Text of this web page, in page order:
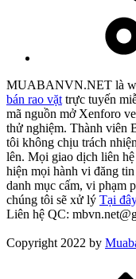
MUABANVN.NET là
bán rao vặt trực tuyến
mã nguồn mở Xenforo
thử nghiệm. Thành viên
tôi không chịu trách
lên. Mọi giao dịch liên
hiện mọi hành vi đăng
danh mục cấm, vi phạm
chúng tôi sẽ xử lý Tại
Liên hệ QC:
Copyright 2022 by